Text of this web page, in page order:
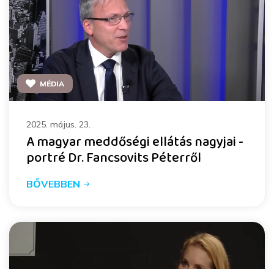
MÉDIA
2025. május. 23.
A magyar meddőségi ellátás nagyjai -
portré Dr. Fancsovits Péterről
BŐVEBBEN